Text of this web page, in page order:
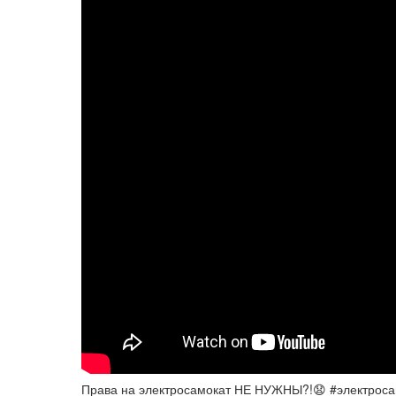
Права на электросамокат НЕ НУЖНЫ?!😧